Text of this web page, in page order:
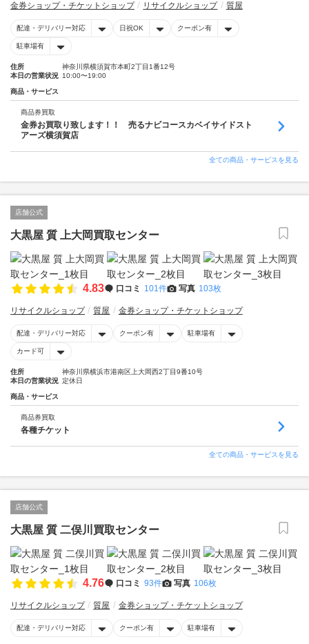
金券ショップ・チケットショップ リサイクルショップ 質屋
配達・デリバリー対応 日祝OK クーポン有
駐車場有
住所
神奈川県横須賀市本町2丁目1番12号
本日の営業状況 10:00〜19:00
商品・サービス
商品券買取
金券お買取り致します！！ 売るナビコースカベイサイドスト
アーズ横須賀店
全ての商品・サービスを見る
店舗公式
大黒屋 質 上大岡買取センター
4.83 口コミ 101件 写真 103枚
リサイクルショップ 質屋 金券ショップ・チケットショップ
配達・デリバリー対応 クーポン有 駐車場有
カード可
住所
神奈川県横浜市港南区上大岡西2丁目9番10号
本日の営業状況 定休日
商品・サービス
商品券買取
各種チケット
全ての商品・サービスを見る
店舗公式
大黒屋 質 二俣川買取センター
4.76 口コミ 93件 写真 106枚
リサイクルショップ 質屋 金券ショップ・チケットショップ
配達・デリバリー対応 クーポン有 駐車場有